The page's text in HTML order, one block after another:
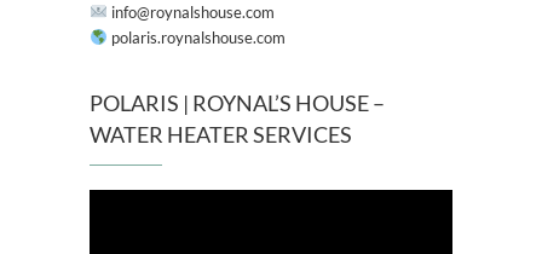
info@roynalshouse.com
polaris.roynalshouse.com
POLARIS | ROYNAL’S HOUSE –
WATER HEATER SERVICES